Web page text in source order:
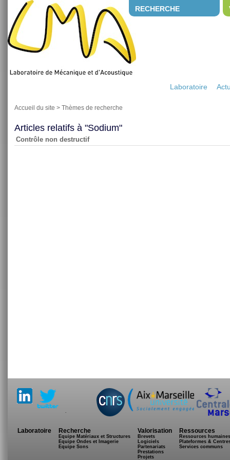
RECHERCHE
Laboratoire
Accueil du site > Thèmes de recherche
Articles relatifs à "Sodium"
Contrôle non destructif
.
Laboratoire Recherche
Equipe Matériaux et Structures
Equipe Ondes et Imagerie
Equipe Sons
Valorisation
Brevets
Logiciels
Partenariats
Prestations
Projets
Ressources
Ressources humaines
Plateformes &
Services communs